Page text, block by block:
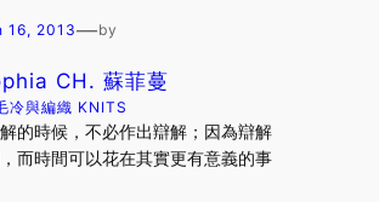
16, 2013—by
CH. 蘇菲蔓
冷與編織 KNITS
的時候，不必作出辯解；因為辯解
而時間可以花在其實更有意義的事